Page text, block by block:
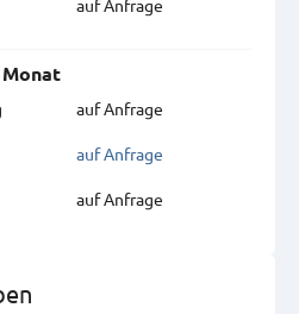
auf Anfrage
auf Anfrage
auf Anfrage
auf Anfrage